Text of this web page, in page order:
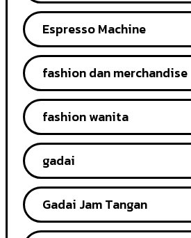
Espresso Machine
fashion dan merchandise
fashion wanita
gadai
Gadai Jam Tangan